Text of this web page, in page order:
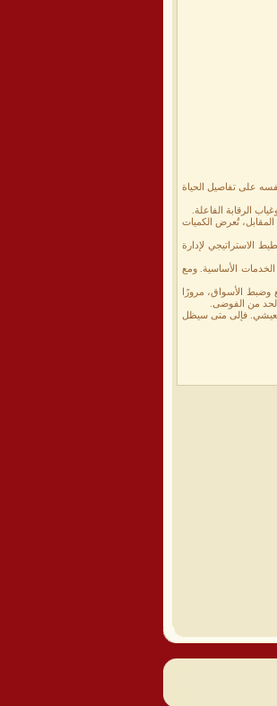
على تفاصيل الحياة
الرقابة الفاعلة.
تُعرض الكميات
الاستراتيجي لإدارة
الأساسية. ومع
وضبط الأسواق، مرورًا
من الفوضى.
فإلى متى سيظل